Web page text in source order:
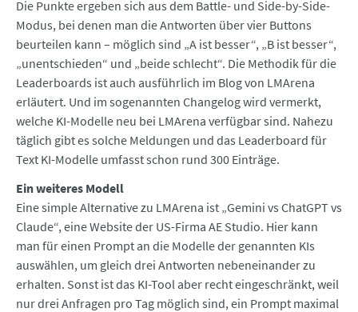
Die Punkte ergeben sich aus dem Battle- und Side-by-Side-
Modus, bei denen man die Antworten über vier Buttons
beurteilen kann – möglich sind „A ist besser“, „B ist besser“,
„unentschieden“ und „beide schlecht“. Die Methodik für die
Leaderboards ist auch ausführlich im Blog von LMArena
erläutert. Und im sogenannten Changelog wird vermerkt,
welche KI-Modelle neu bei LMArena verfügbar sind. Nahezu
täglich gibt es solche Meldungen und das Leaderboard für
Text KI-Modelle umfasst schon rund 300 Einträge.
Ein weiteres Modell
Eine simple Alternative zu LMArena ist „Gemini vs ChatGPT vs
Claude“, eine Website der US-Firma AE Studio. Hier kann
man für einen Prompt an die Modelle der genannten KIs
auswählen, um gleich drei Antworten nebeneinander zu
erhalten. Sonst ist das KI-Tool aber recht eingeschränkt, weil
nur drei Anfragen pro Tag möglich sind, ein Prompt maximal